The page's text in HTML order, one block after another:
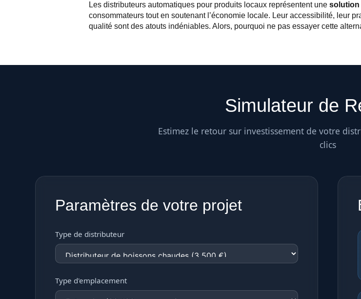
Les distributeurs automatiques pour produits locaux représentent une solution
consommateurs tout en soutenant l’économie locale. Leur accessibilité, leur
qualité sont des atouts indéniables. Alors, pourquoi ne pas essayer cette
Simulateur de
Estimez le retour sur investissement de votre
clics
Paramètres de votre projet
Type de distributeur
Type d'emplacement